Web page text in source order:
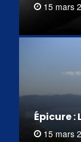
15 mars
Épicure :
15 mars